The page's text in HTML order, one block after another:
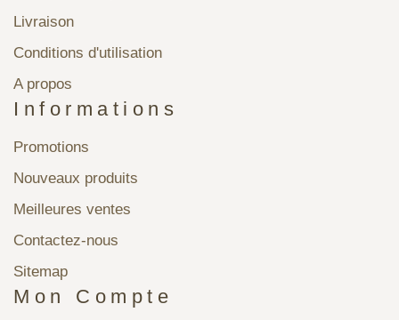
Livraison
Conditions d'utilisation
A propos
Informations
Promotions
Nouveaux produits
Meilleures ventes
Contactez-nous
Sitemap
Mon Compte